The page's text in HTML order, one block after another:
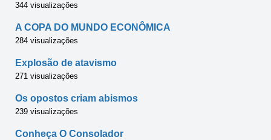
344 visualizações
A COPA DO MUNDO ECONÔMICA
284 visualizações
Explosão de atavismo
271 visualizações
Os opostos criam abismos
239 visualizações
Conheça O Consolador